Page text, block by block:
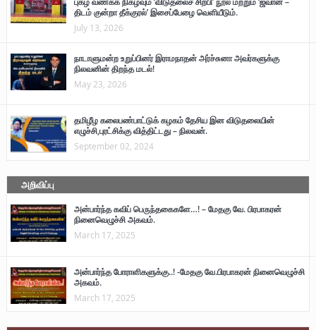
திடம் குன்றா தீக்குரல்’ இசைப்பேழை வெளியீடும்.
July 13, 2026
நாடாளுமன்ற உறுப்பினர் இராமநாதன் அர்ச்சுனா அவர்களுக்கு
நிலவனின் திறந்த மடல்!
May 23, 2026
தமிழீழ கலைபண்பாட்டுக் கழகம் தேசிய இன விடுதலையின்
எழுச்சி,புரட்சிக்கு வித்திட்டது – நிலவன்.
September 02, 2024
அறிவிப்பு
அன்பார்ந்த கவிப் பெருந்தகைகளே…! – மேதகு வே. பிரபாகரன்
நினைவெழுச்சி அகவம்.
March 17, 2025
அன்பார்ந்த போராளிகளுக்கு..! -மேதகு வே.பிரபாகரன் நினைவெழுச்சி
அகவம்.
March 17, 2025